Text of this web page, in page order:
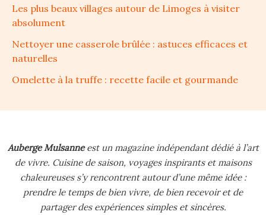
Les plus beaux villages autour de Limoges à visiter
absolument
Nettoyer une casserole brûlée : astuces efficaces et
naturelles
Omelette à la truffe : recette facile et gourmande
Auberge Mulsanneest un magazine indépendant dédié à l’art
de vivre. Cuisine de saison, voyages inspirants et maisons
chaleureuses s’y rencontrent autour d’une même idée :
prendre le temps de bien vivre, de bien recevoir et de
partager des expériences simples et sincères.